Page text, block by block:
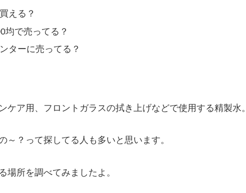
える？
均で売ってる？
ターに売ってる？
ケア用、フロントガラスの拭き上げなどで使用する精製水。
～？って探してる人も多いと思います。
場所を調べてみましたよ。